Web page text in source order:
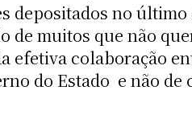
depositados no último
de muitos que não
efetiva colaboração
do Estado  e não